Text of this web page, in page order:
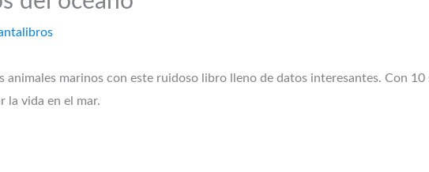
animales marinos con este ruidoso libro lleno de datos interesantes. Con
la vida en el mar.